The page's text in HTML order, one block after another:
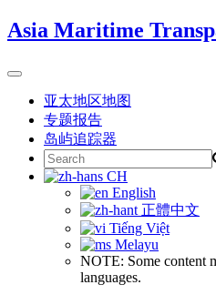
Skip
to
Asia Maritime
Toggle
navigation亚太地区地图
专题报告
岛屿追踪器
Search
for:
CH
English
正體中文
Tiếng Việt
Melayu
NOTE: Some content
languages.